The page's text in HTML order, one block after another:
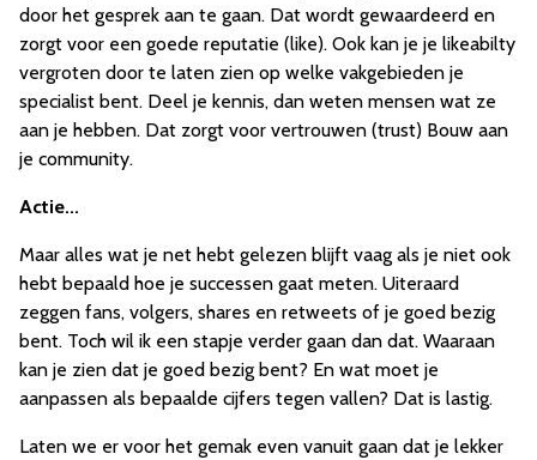
door het gesprek aan te gaan. Dat wordt gewaardeerd en
zorgt voor een goede reputatie (like). Ook kan je je likeabilty
vergroten door te laten zien op welke vakgebieden je
specialist bent. Deel je kennis, dan weten mensen wat ze
aan je hebben. Dat zorgt voor vertrouwen (trust) Bouw aan
je community.
Actie...
Maar alles wat je net hebt gelezen blijft vaag als je niet ook
hebt bepaald hoe je successen gaat meten. Uiteraard
zeggen fans, volgers, shares en retweets of je goed bezig
bent. Toch wil ik een stapje verder gaan dan dat. Waaraan
kan je zien dat je goed bezig bent? En wat moet je
aanpassen als bepaalde cijfers tegen vallen? Dat is lastig.
Laten we er voor het gemak even vanuit gaan dat je lekker